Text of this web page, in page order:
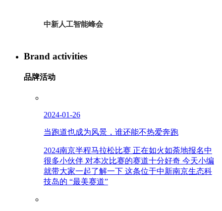
中新人工智能峰会
Brand activities
品牌活动
2024-01-26
当跑道也成为风景，谁还能不热爱奔跑
2024南京半程马拉松比赛 正在如火如荼地报名中
很多小伙伴 对本次比赛的赛道十分好奇 今天小编
就带大家一起了解一下 这条位于中新南京生态科
技岛的 “最美赛道”